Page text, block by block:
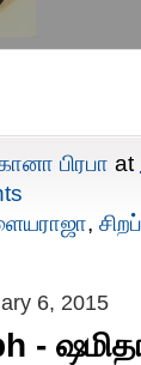
பிரபா at
,
6, 2015
-